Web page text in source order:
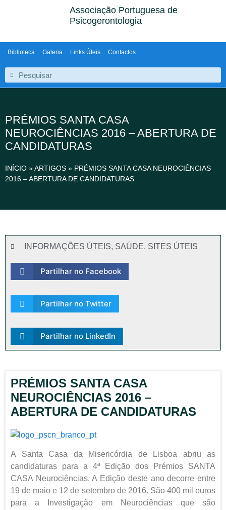
Associação Portuguesa de
Psicogerontologia
Biblioteca Galeria Links Úteis Contactos
PRÉMIOS SANTA CASA
NEUROCIÊNCIAS 2016 – ABERTURA DE
CANDIDATURAS
INÍCIO »ARTIGOS » PRÉMIOS SANTA CASA NEUROCIÊNCIAS
2016 – ABERTURA DE CANDIDATURAS
INFORMAÇÕES ÚTEIS, SAÚDE, SITES ÚTEIS
Partilhar no Facebook
Partilhar no Twitter
Partilhar no LinkedIn
PRÉMIOS SANTA CASA
NEUROCIÊNCIAS 2016 –
ABERTURA DE CANDIDATURAS
A Santa Casa da Misericórdia de Lisboa abriu as
candidaturas para a 4ª Edição dos Prémios SANTA
CASA Neurociências. A Edição deste ano decorre entre
19 de maio e 12 de setembro de 2016. São 400 mil euros
para a Investigação em Neurociências que são